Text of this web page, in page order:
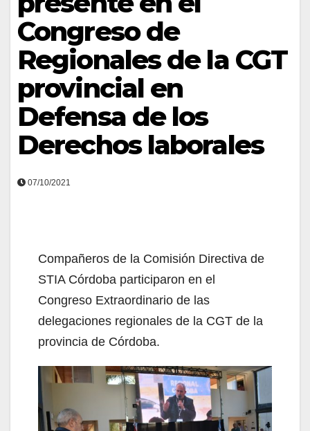
Congreso de
Regionales de la CGT
provincial en
Defensa de los
Derechos laborales
07/10/2021
Compañeros de la Comisión Directiva de
STIA Córdoba participaron en el
Congreso Extraordinario de las
delegaciones regionales de la CGT de la
provincia de Córdoba.